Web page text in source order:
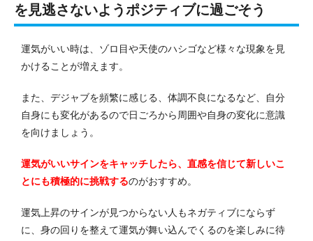
を見逃さないようポジティブに過ごそう
運気がいい時は、ゾロ目や天使のハシゴなど様々な現象を見
かけることが増えます。
また、デジャブを頻繁に感じる、体調不良になるなど、自分
自身にも変化があるので日ごろから周囲や自身の変化に意識
を向けましょう。
運気がいいサインをキャッチしたら、直感を信じて新しいこ
とにも積極的に挑戦するのがおすすめ。
運気上昇のサインが見つからない人もネガティブにならず
に、身の回りを整えて運気が舞い込んでくるのを楽しみに待